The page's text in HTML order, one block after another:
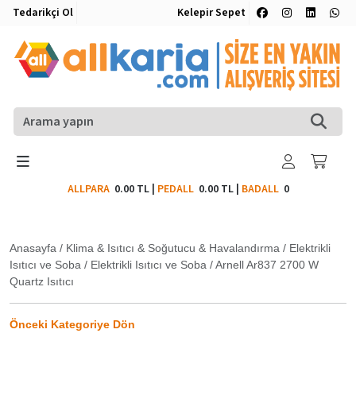
Tedarikçi Ol Kelepir Sepet
ALLPARA 0.00 TL| PEDALL 0.00 TL| BADALL0
Anasayfa / Klima & Isıtıcı & Soğutucu & Havalandırma / Elektrikli
Isıtıcı ve Soba / Elektrikli Isıtıcı ve Soba /Arnell Ar837 2700 W
Quartz Isıtıcı
Önceki Kategoriye Dön